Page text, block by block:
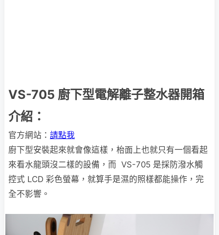
VS-705 廚下型電解離子整水器開箱
介紹：
官方網站： 請點我
廚下型安裝起來就會像這樣，枱面上也就只有一個看起
來看水龍頭沒二樣的設備，而 VS-705 是採防潑水觸
控式 LCD 彩色螢幕，就算手是濕的照樣都能操作，完
全不影響。